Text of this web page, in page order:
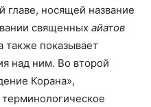
главе, носящей название
священных айатов
также показывает
над ним. Во второй
Корана»,